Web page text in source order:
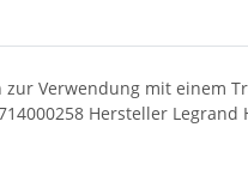
zur Verwendung mit einem
Hersteller